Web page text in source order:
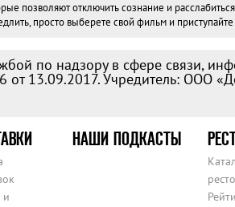
отключить сознание и
просто выберете свой фильм и приступайте
по надзору в сфере связи,
13.09.2017. Учредитель: ООО
и
НАШИ ПОДКАСТЫ